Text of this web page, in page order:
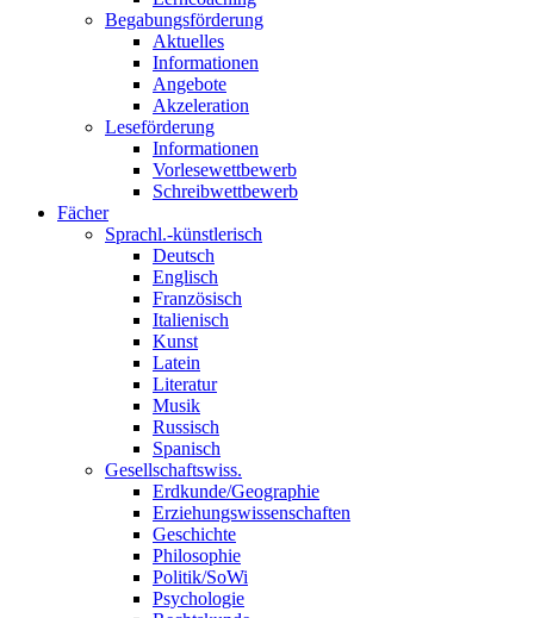
Begabungsförderung
Aktuelles
Informationen
Angebote
Akzeleration
Leseförderung
Informationen
Vorlesewettbewerb
Schreibwettbewerb
Fächer
Sprachl.-künstlerisch
Deutsch
Englisch
Französisch
Italienisch
Kunst
Latein
Literatur
Musik
Russisch
Spanisch
Gesellschaftswiss.
Erdkunde/Geographie
Erziehungswissenschaften
Geschichte
Philosophie
Politik/SoWi
Psychologie